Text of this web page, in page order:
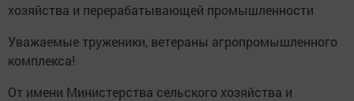
хозяйства и перерабатывающей промышленности
Уважаемые труженики, ветераны агропромышленного
комплекса!
От имени Министерства сельского хозяйства и